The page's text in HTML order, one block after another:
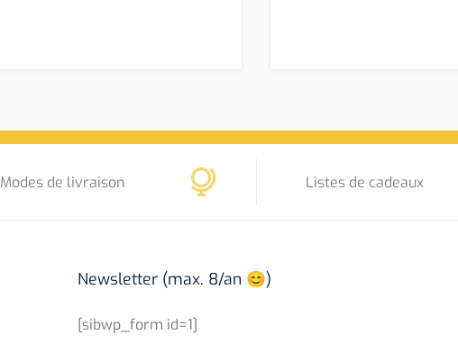
Modes de livraison Listes de cadeaux
Newsletter (max. 8/an 😊)
[sibwp_form id=1]